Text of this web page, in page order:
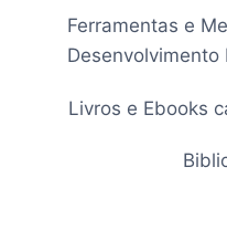
Conteúdo
Ferramentas e
Desenvolvimento
Livros e Ebooks